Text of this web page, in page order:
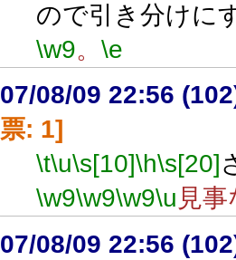
ので引き分けに
\w9。 \e
07/08/09 22:56
票: 1]
\t\u\s[10]\h\s[20]
\w9\w9\w9\u 見
07/08/09 22:56